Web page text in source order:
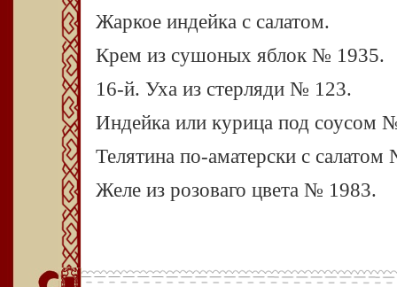
Жаркое индейка с салатом.
Крем из сушоных яблок № 1935.
16-й. Уха из стерляди № 123.
Индейка или курица под соусом
Телятина по-аматерски с
Желе из розоваго цвета № 1983.